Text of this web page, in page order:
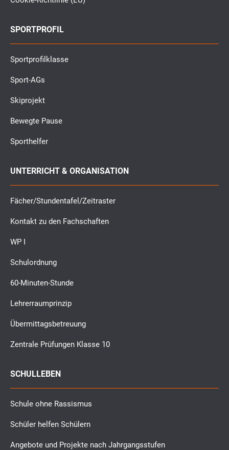
SPORTPROFIL
Sportprofilklasse
Sport-AGs
Skiprojekt
Bewegte Pause
Sporthelfer
UNTERRICHT & ORGANISATION
Fächer/Stundentafel/Zeitraster
Kontakt zu den Fachschaften
WP I
Schulordnung
60-Minuten-Stunde
Lehrerraumprinzip
Übermittagsbetreuung
Zentrale Prüfungen Klasse 10
SCHULLEBEN
Schule ohne Rassismus
Schüler helfen Schülern
Angebote und Projekte nach Jahrgangsstufen